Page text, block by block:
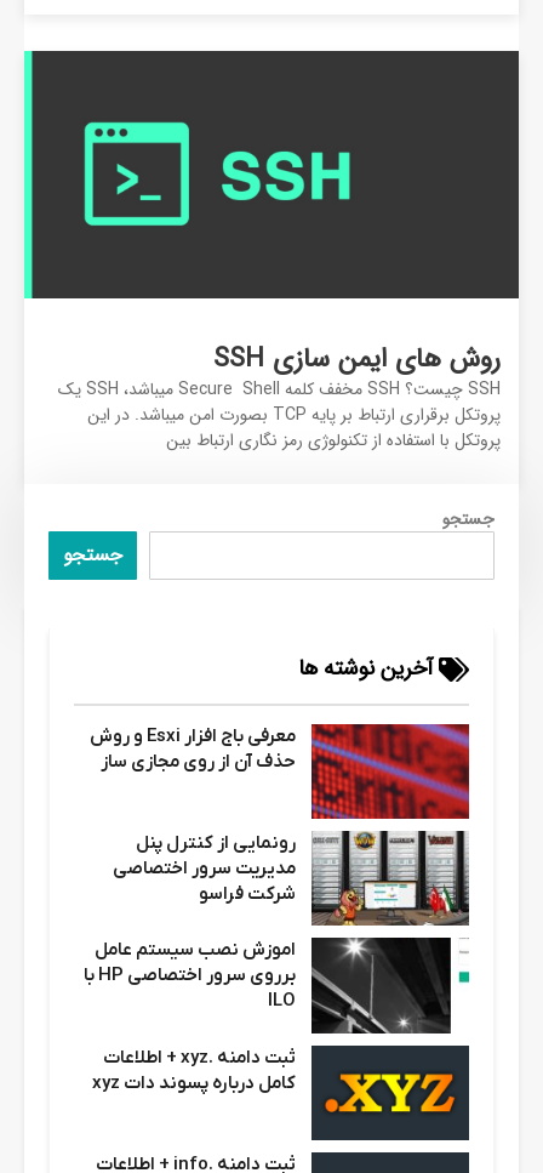
روش های ایمن سازی SSH
SSH چیست؟ SSH مخفف کلمه Secure Shell میباشد، SSH یک
پروتکل برقراری ارتباط بر پایه TCP بصورت امن میباشد. در این
پروتکل با استفاده از تکنولوژی رمز نگاری ارتباط بین
جستجو
جستجو
آخرین نوشته ها
معرفی باج افزار Esxi و روش
حذف آن از روی مجازی ساز
رونمایی از کنترل پنل
مدیریت سرور اختصاصی
شرکت فراسو
اموزش نصب سیستم عامل
برروی سرور اختصاصی HP با
ILO
ثبت دامنه .xyz + اطلاعات
کامل درباره پسوند دات xyz
ثبت دامنه .info + اطلاعات